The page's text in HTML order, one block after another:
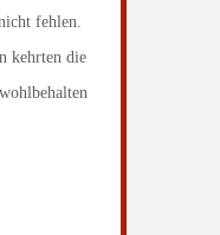
fehlen.
kehrten die